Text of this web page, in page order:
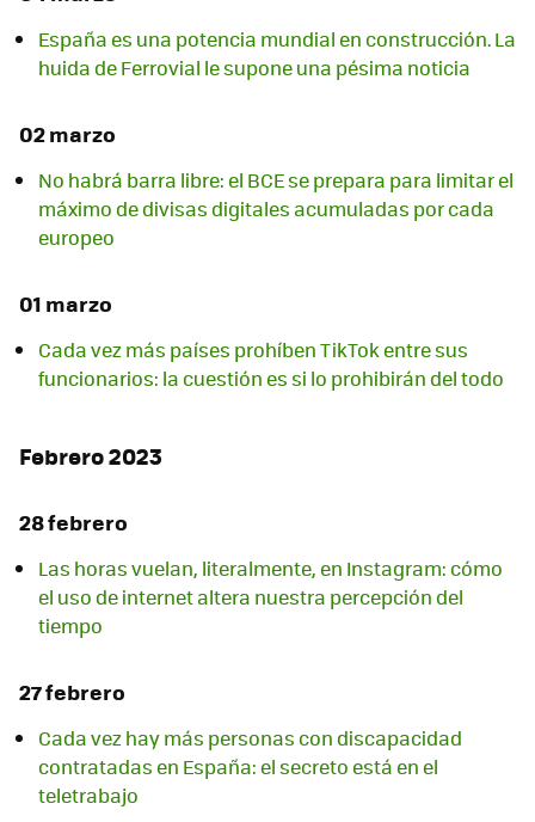
España es una potencia mundial en construcción. La
huida de Ferrovial le supone una pésima noticia
02 marzo
No habrá barra libre: el BCE se prepara para limitar el
máximo de divisas digitales acumuladas por cada
europeo
01 marzo
Cada vez más países prohíben TikTok entre sus
funcionarios: la cuestión es si lo prohibirán del todo
Febrero 2023
28 febrero
Las horas vuelan, literalmente, en Instagram: cómo
el uso de internet altera nuestra percepción del
tiempo
27 febrero
Cada vez hay más personas con discapacidad
contratadas en España: el secreto está en el
teletrabajo